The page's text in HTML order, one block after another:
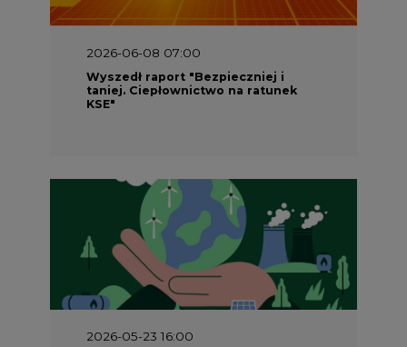
2026-06-08 07:00
Wyszedł raport "Bezpieczniej i
taniej. Ciepłownictwo na ratunek
KSE"
2026-05-23 16:00